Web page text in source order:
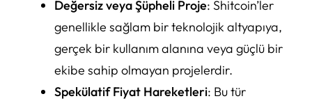
Değersiz veya Şüpheli Proje: Shitcoin’ler
genellikle sağlam bir teknolojik altyapıya,
gerçek bir kullanım alanına veya güçlü bir
ekibe sahip olmayan projelerdir.
Spekülatif Fiyat Hareketleri: Bu tür